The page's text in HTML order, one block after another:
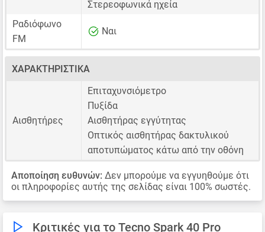
Στερεοφωνικά ηχεία
Ραδιόφωνο
FM
Ναι
ΧΑΡΑΚΤΗΡΙΣΤΙΚΆ
Αισθητήρες
Επιταχυνσιόμετρο
Πυξίδα
Αισθητήρας εγγύτητας
Οπτικός αισθητήρας δακτυλικού
αποτυπώματος κάτω από την οθόνη
Αποποίηση ευθυνών: Δεν μπορούμε να εγγυηθούμε ότι
οι πληροφορίες αυτής της σελίδας είναι 100% σωστές.
Κριτικές για το Tecno Spark 40 Pro